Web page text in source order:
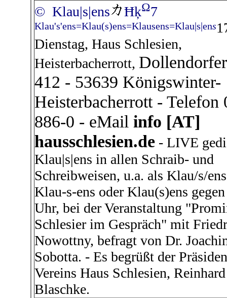
© Klau|s|ens ĦķΩ7
Klau's'ens=Klau(s)ens=Klausens=Klau|s|ens1
Dienstag, Haus Schlesien,
Heisterbacherrott,
412 - 53639 Königswinter-
Heisterbacherrott - Telefon
886-0 - eMail info [AT]
hausschlesien.de - LIVE
Klau|s|ens in allen Schraib- und
Schreibweisen, u.a. als Klau/s/
Klau-s-ens oder Klau(s)ens
Uhr, bei der Veranstaltung
Schlesier im Gespräch" mit
Nowottny, befragt von Dr.
Sobotta. - Es begrüßt der
Vereins Haus Schlesien, Reinhard
Blaschke.